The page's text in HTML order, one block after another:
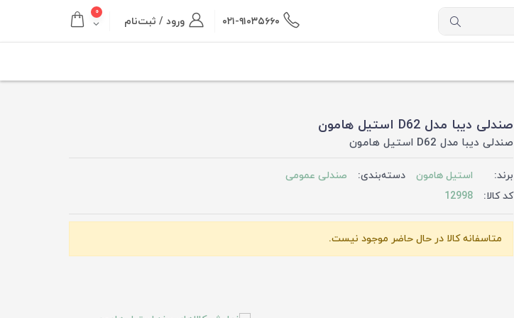
۰۲۱-۹۱۰۳۵۶۶۰ ورود / ثبت‌نام
۰
صندلی دیبا مدل D62 استیل هامون
صندلی دیبا مدل D62 استیل هامون
برند: استیل هامون دسته‌بندی:
صندلی عمومی
کد کالا:
12998
متاسفانه کالا در حال حاضر موجود نیست.